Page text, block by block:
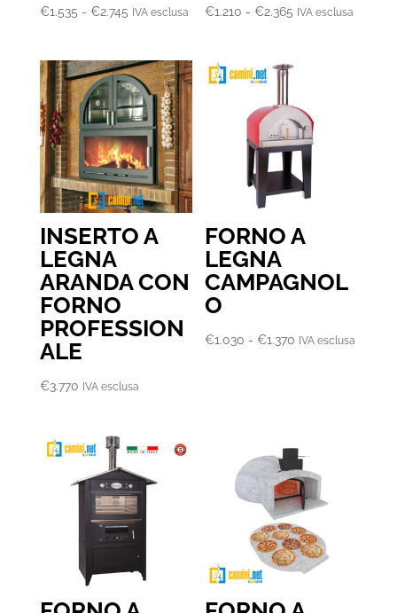
€1.535 - €2.745Fascia
da
€1.535
a
€2.745
IVA esclusa €1.210 - €2.365 Fascia
€1.210
a
€2.365
IVA esclusa
INSERTO A
LEGNA
ARANDA CON
FORNO
PROFESSION
ALE
€3.770 IVA esclusa
FORNO A
LEGNA
CAMPAGNOL
O
€1.030 - €1.370 Fascia
a
€1.370
IVA esclusa